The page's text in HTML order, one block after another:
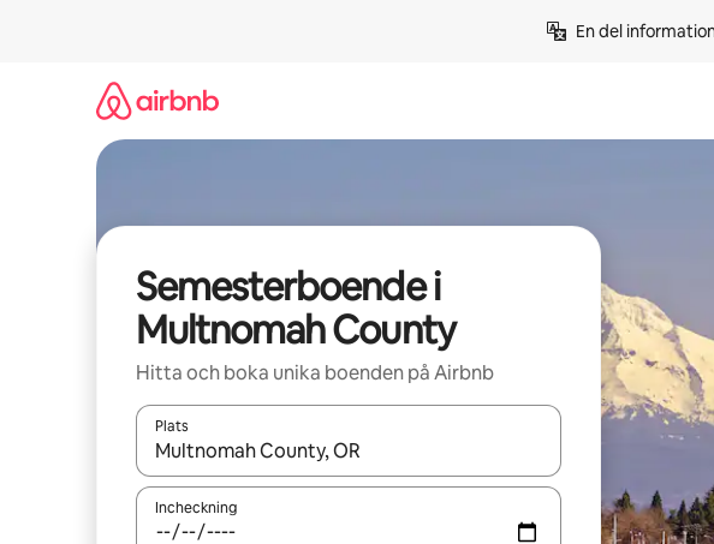
En del
Semesterboende i
Multnomah County
Hitta och boka unika boenden på Airbnb
Plats
När resultaten är tillgängliga kan du navigera med upp- och
Incheckning